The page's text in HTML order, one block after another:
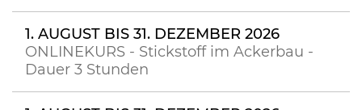
1. AUGUST BIS 31. DEZEMBER 2026
ONLINEKURS - Stickstoff im Ackerbau -
Dauer 3 Stunden